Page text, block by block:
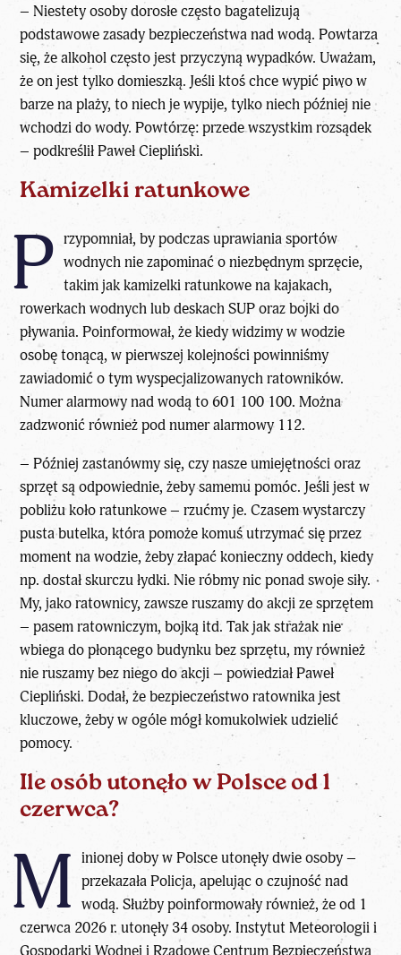
– Niestety osoby dorosłe często bagatelizują
podstawowe zasady bezpieczeństwa nad wodą. Powtarza
się, że alkohol często jest przyczyną wypadków. Uważam,
że on jest tylko domieszką. Jeśli ktoś chce wypić piwo w
barze na plaży, to niech je wypije, tylko niech później nie
wchodzi do wody. Powtórzę: przede wszystkim rozsądek
– podkreślił Paweł Ciepliński.
Kamizelki ratunkowe
P rzypomniał, by podczas uprawiania sportów
wodnych nie zapominać o niezbędnym sprzęcie,
takim jak kamizelki ratunkowe na kajakach,
rowerkach wodnych lub deskach SUP oraz bojki do
pływania. Poinformował, że kiedy widzimy w wodzie
osobę tonącą, w pierwszej kolejności powinniśmy
zawiadomić o tym wyspecjalizowanych ratowników.
Numer alarmowy nad wodą to 601 100 100. Można
zadzwonić również pod numer alarmowy 112.
– Później zastanówmy się, czy nasze umiejętności oraz
sprzęt są odpowiednie, żeby samemu pomóc. Jeśli jest w
pobliżu koło ratunkowe – rzućmy je. Czasem wystarczy
pusta butelka, która pomoże komuś utrzymać się przez
moment na wodzie, żeby złapać konieczny oddech, kiedy
np. dostał skurczu łydki. Nie róbmy nic ponad swoje siły.
My, jako ratownicy, zawsze ruszamy do akcji ze sprzętem
– pasem ratowniczym, bojką itd. Tak jak strażak nie
wbiega do płonącego budynku bez sprzętu, my również
nie ruszamy bez niego do akcji – powiedział Paweł
Ciepliński. Dodał, że bezpieczeństwo ratownika jest
kluczowe, żeby w ogóle mógł komukolwiek udzielić
pomocy.
Ile osób utonęło w Polsce od 1
czerwca?
M inionej doby w Polsce utonęły dwie osoby –
przekazała Policja, apelując o czujność nad
wodą. Służby poinformowały również, że od 1
czerwca 2026 r. utonęły 34 osoby. Instytut Meteorologii i
Gospodarki Wodnej i Rządowe Centrum Bezpieczeństwa